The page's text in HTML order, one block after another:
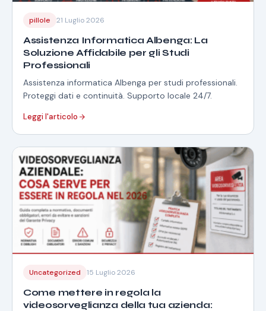
pillole 21 Luglio 2026
Assistenza Informatica Albenga: La
Soluzione Affidabile per gli Studi
Professionali
Assistenza informatica Albenga per studi professionali.
Proteggi dati e continuità. Supporto locale 24/7.
Leggi l'articolo
Uncategorized 15 Luglio 2026
Come mettere in regola la
videosorveglianza della tua azienda: